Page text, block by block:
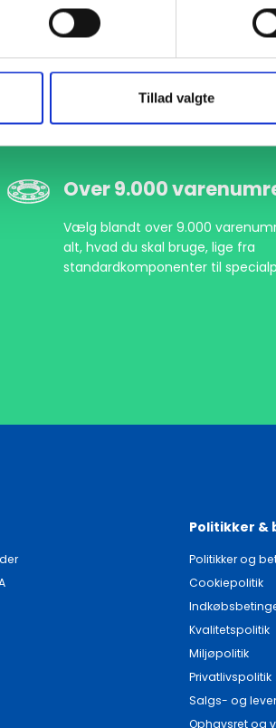
Tillad valgte
Over 9.000
Vælg blandt over 9.000
alt, hvad du skal bruge, lige fra
standardkomponenter til
Politikker &
Politikker og
Cookiepolitik
Kvalitetspolitik
Miljøpolitik
Privatlivspolitik
Salgs- og
Ophavsret og